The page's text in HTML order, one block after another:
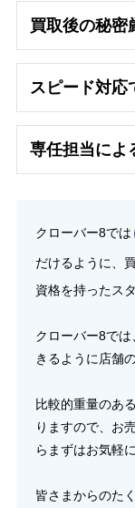
買取後の秘密
スピード対応
専任担当によ
クローバー8では
だけるように、
資格を持ったス
クローバー8で
きるように店舗
比較的重量のあ
りますので、お
らまずはお気軽
皆さまからのた